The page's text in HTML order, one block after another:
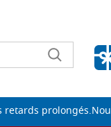
Liste de